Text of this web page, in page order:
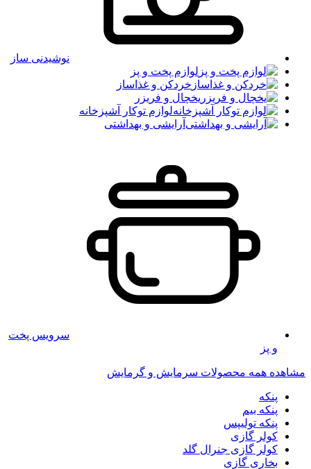
نوشیدنی ساز
لوازم پخت و پز
خردکن و غذاساز
یخچال و فریزر
لوازم توکار آشپزخانه
آرایشی و بهداشتی
سرویس پخت
و پز
مشاهده همه محصولات سرمایش و گرمایش
پنکه
پنکه بیم
پنکه تولیپس
کولر گازی
کولر گازی جنرال گلد
بخاری گازی